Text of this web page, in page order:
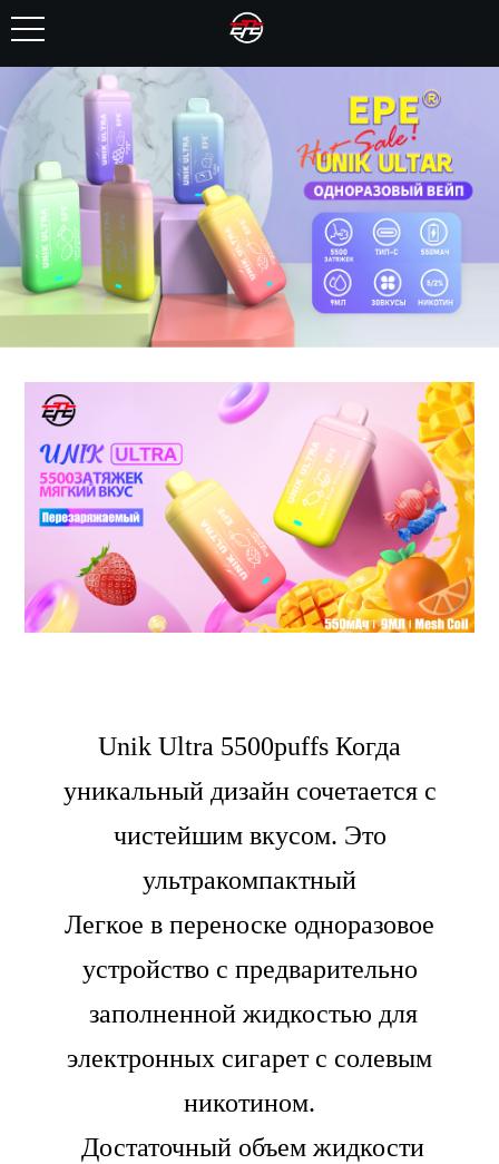
Unik Ultra 5500puffs Когда
уникальный дизайн сочетается с
чистейшим вкусом. Это
ультракомпактный
Легкое в переноске одноразовое
устройство с предварительно
заполненной жидкостью для
электронных сигарет с солевым
никотином.
Достаточный объем жидкости